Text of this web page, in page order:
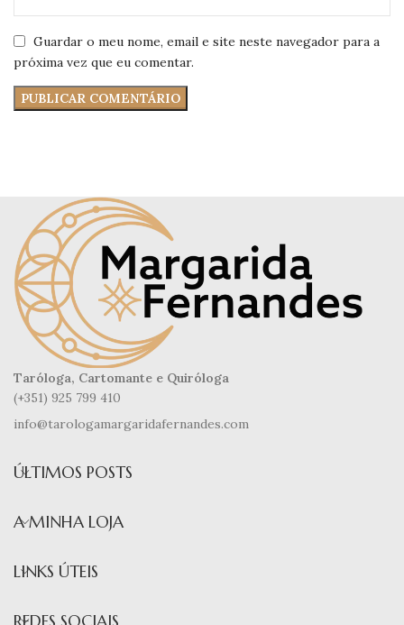
Guardar o meu nome, email e site neste navegador para a
próxima vez que eu comentar.
Taróloga, Cartomante e Quiróloga
(+351) 925 799 410
info@tarologamargaridafernandes.com
ÚLTIMOS POSTS
A MINHA LOJA
LINKS ÚTEIS